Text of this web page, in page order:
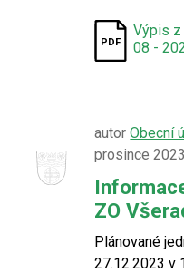
Výpis
08 -
autorObecní
prosince
ZO
Plánované
27.12.2023 v